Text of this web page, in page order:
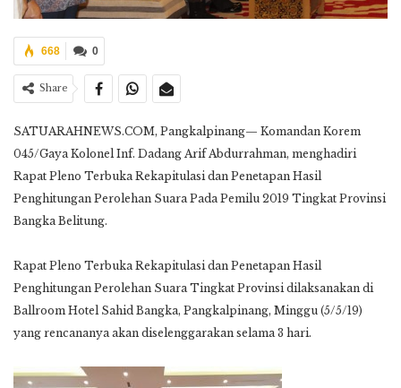
0
668
Share
SATUARAHNEWS.COM, Pangkalpinang— Komandan Korem
045/Gaya Kolonel Inf. Dadang Arif Abdurrahman, menghadiri
Rapat Pleno Terbuka Rekapitulasi dan Penetapan Hasil
Penghitungan Perolehan Suara Pada Pemilu 2019 Tingkat Provinsi
Bangka Belitung.
Rapat Pleno Terbuka Rekapitulasi dan Penetapan Hasil
Penghitungan Perolehan Suara Tingkat Provinsi dilaksanakan di
Ballroom Hotel Sahid Bangka, Pangkalpinang, Minggu (5/5/19)
yang rencananya akan diselenggarakan selama 3 hari.